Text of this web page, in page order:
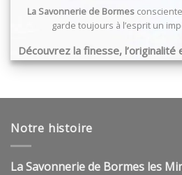
La Savonnerie de Bormes
garde toujours à l’esprit un
Découvrez la finesse,
produits …
Notre histoire
La Savonnerie de Bormes les